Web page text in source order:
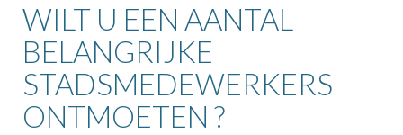
WILT U EEN AANTAL
BELANGRIJKE
STADSMEDEWERKERS
ONTMOETEN ?